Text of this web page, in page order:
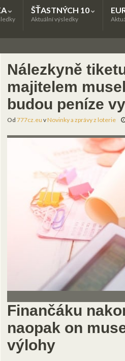
ŠŤASTNÝCH 10
Aktuální výsledky
Nálezkyně
majitelem
budou peníze
Od 777cz.eu vNovinky a zprávy z loterie
Finančáku
naopak on
výlohy